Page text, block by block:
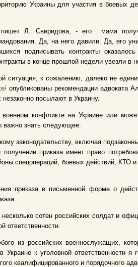
Украины для участия в боевых
пишет Л. Свиридова, - его мама
Да, на него давили. Да, его
подписывать контракты
в конце прошлой недели увезли в
ситуация, к сожалению, далеко не
опубликованы рекомендации адвоката
посылают в Украину.
конфликте на Украине или
важно знать следующее:
законодательству, включая
приказа имеет право
спецопераций, боевых действий, КТО
приказа в письменной форме о
сотен российских солдат и
ответственности.
из российских военнослужащих,
Украине к уголовной ответственности я
квалифицированного и порядочного